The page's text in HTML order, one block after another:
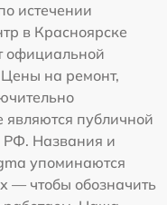
истечении
в Красноярске
официальной
Цены на ремонт,
являются публичной
РФ. Названия и
упоминаются
— чтобы обозначить